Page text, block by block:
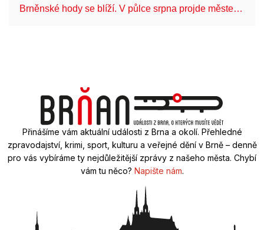
Brněnské hody se blíží. V půlce srpna projde měste…
Přinášíme vám aktuální události z Brna a okolí. Přehledné
zpravodajství, krimi, sport, kulturu a veřejné dění v Brně – denně
pro vás vybíráme ty nejdůležitější zprávy z našeho města. Chybí
vám tu něco? Napište nám.